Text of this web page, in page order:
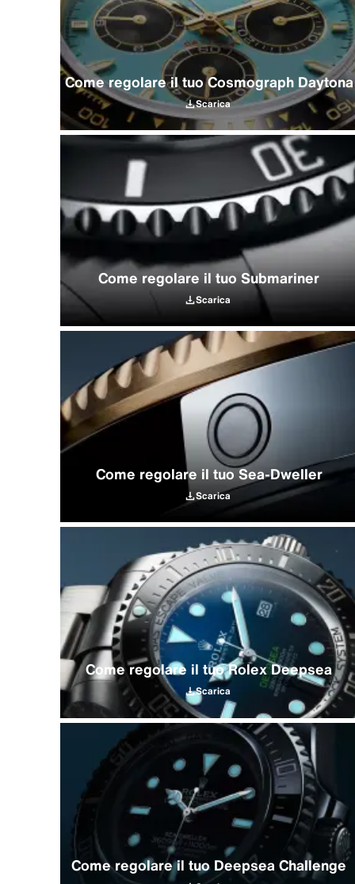
Come regolare il tuo Cosmograph Daytona
Scarica
Come regolare il tuo Submariner
Scarica
Come regolare il tuo Sea‑Dweller
Scarica
Come regolare il tuo Rolex Deepsea
Scarica
Come regolare il tuo Deepsea Challenge